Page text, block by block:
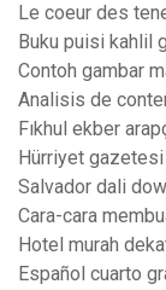
Le coeur des
Buku puisi kahlil
Contoh gambar
Analisis de
Fıkhul ekber
Hürriyet
Salvador dali
Cara-cara
Hotel murah
Español cuarto